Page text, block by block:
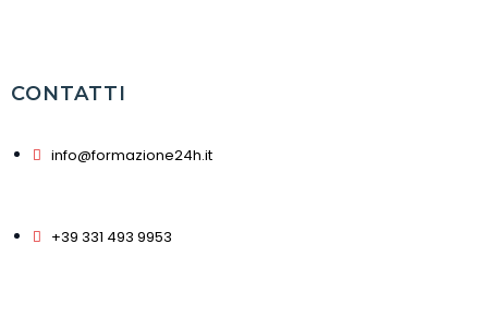
CONTATTI
info@formazione24h.it
+39 331 493 9953